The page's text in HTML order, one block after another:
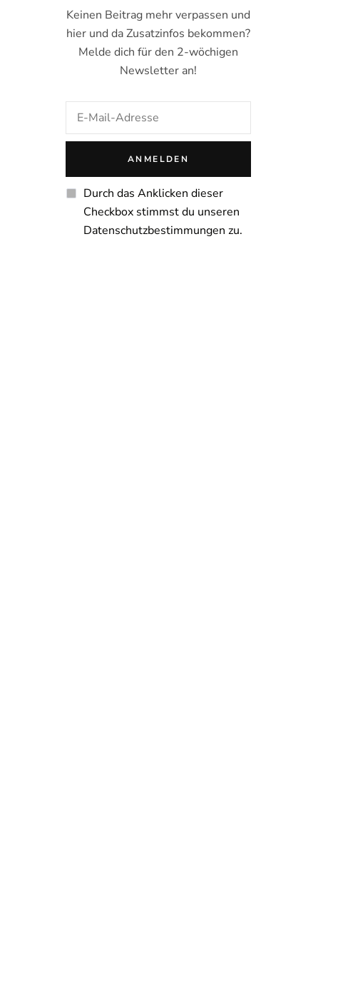
Keinen Beitrag mehr verpassen und
hier und da Zusatzinfos bekommen?
Melde dich für den 2-wöchigen
Newsletter an!
Durch das Anklicken dieser
Checkbox stimmst du unseren
Datenschutzbestimmungen zu.